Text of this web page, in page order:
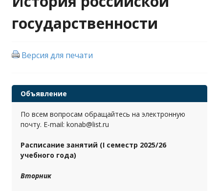
государственности
Версия для печати
Объявление
По всем вопросам обращайтесь на электронную
почту. E-mail: konab@list.ru
Расписание занятий (I семестр 2025/26
учебного года)
Вторник